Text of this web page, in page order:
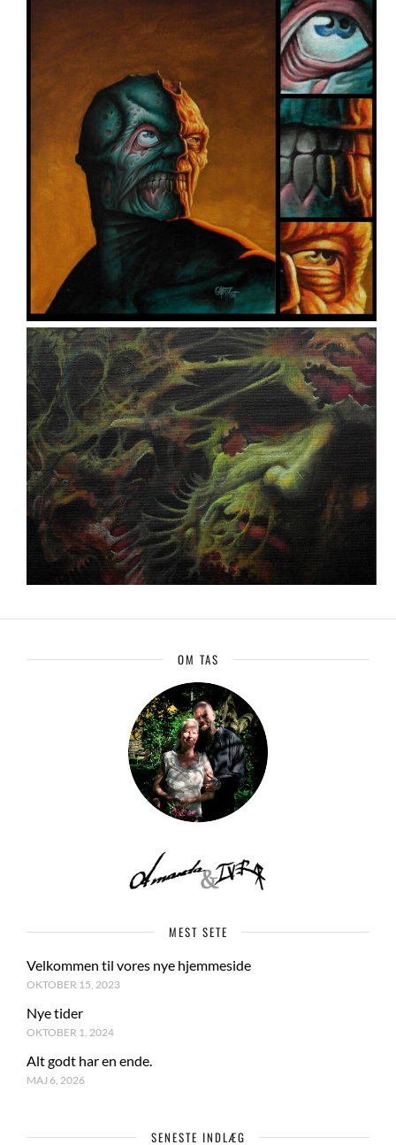
OM TAS
MEST SETE
Velkommen til vores nye hjemmeside
OKTOBER 15, 2023
Nye tider
OKTOBER 1, 2024
Alt godt har en ende.
MAJ 6, 2026
SENESTE INDLÆG